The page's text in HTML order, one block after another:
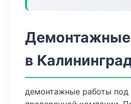
в
демонтажные работы под